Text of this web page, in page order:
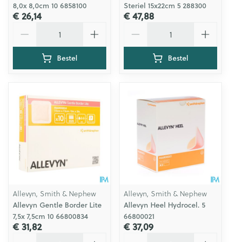
8,0x 8,0cm 10 6858100
€ 26,14
Bestel
Steriel 15x22cm 5 288300
€ 47,88
Bestel
Allevyn, Smith & Nephew
Allevyn Gentle Border Lite
7,5x 7,5cm 10 66800834
€ 31,82
Allevyn, Smith & Nephew
Allevyn Heel Hydrocel. 5
66800021
€ 37,09